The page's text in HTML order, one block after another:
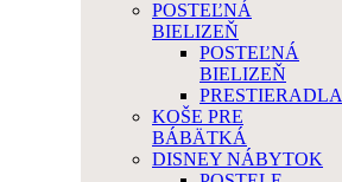
POSTEĽNÁ
BIELIZEŇ
POSTEĽNÁ
BIELIZEŇ
PRESTIERADLA
KOŠE PRE
BÁBÄTKÁ
DISNEY NÁBYTOK